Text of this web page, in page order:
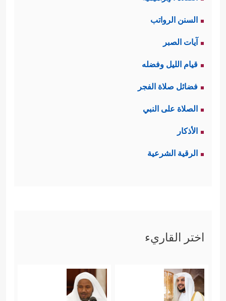
السنن الرواتب
آيات الصبر
قيام الليل وفضله
فضائل صلاة الفجر
الصلاة على النبي
الأذكار
الرقية الشرعية
اختر القاريء